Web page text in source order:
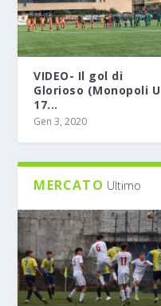
VIDEO- Il gol di
Glorioso (Monopoli U
17...
Gen 3, 2020
MERCATO Ultimo